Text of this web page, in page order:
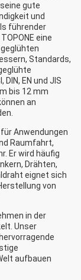
gute
und
führender
eine
Standards,
EN und JIS
bis 12 mm
an
Anwendungen
Raumfahrt,
Er wird häufig
Drähten,
eignet sich
von
in der
Unser
aufbauen